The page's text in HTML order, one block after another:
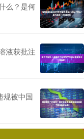
么？是何
液获批注
规被中国